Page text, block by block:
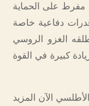
مفرط على الحماية
دفاعية خاصة
الغزو الروسي
بعد عن زيادة كبيرة في القوة
الآن المزيد